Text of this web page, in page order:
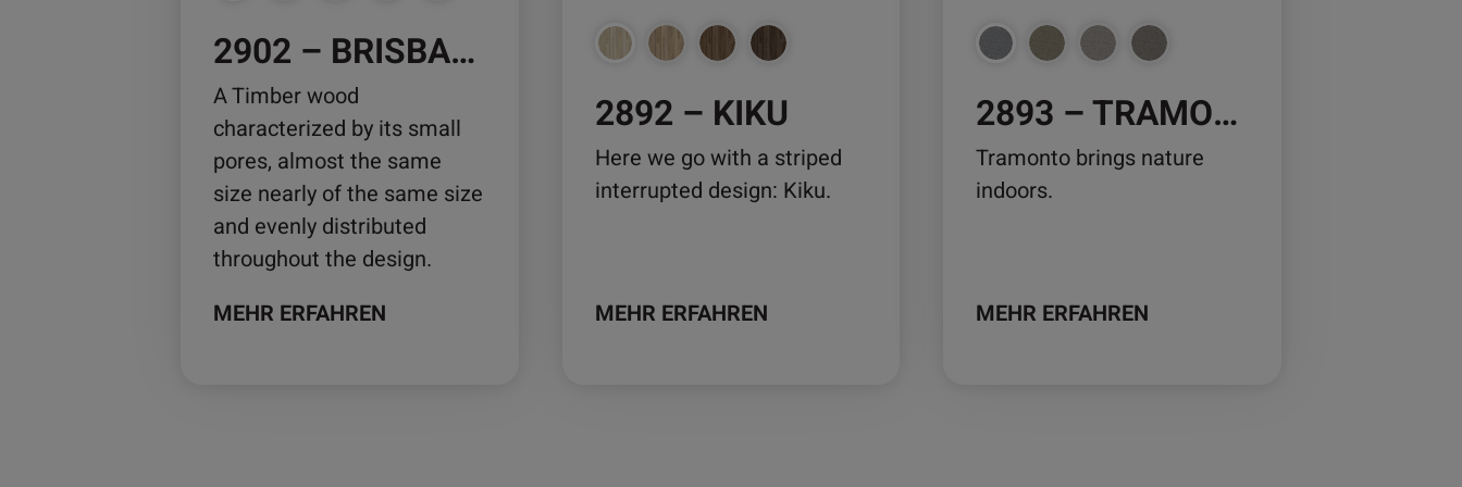
2902 – BRISBANE
A Timber wood
characterized by its small
pores, almost the same
size nearly of the same size
and evenly distributed
throughout the design.
MEHR ERFAHREN
Produktseite
gewählt
werden
2892 – KIKU
Here we go with a striped
interrupted design: Kiku.
MEHR ERFAHREN
Produktseite
gewählt
werden
2893 – TRAMONTO
Tramonto brings nature
indoors.
MEHR ERFAHREN
Produktseite
gewählt
werden